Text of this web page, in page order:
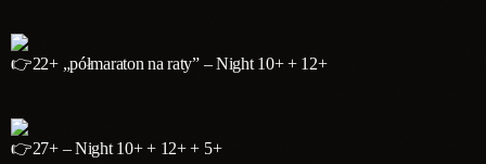
22+ „półmaraton na raty” – Night 10+ + 12+
27+ – Night 10+ + 12+ + 5+